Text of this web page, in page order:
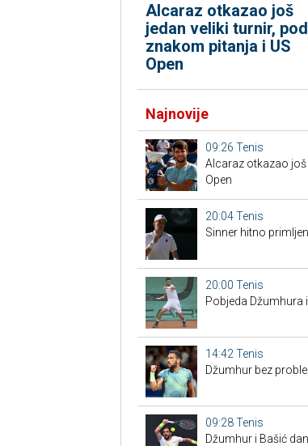
Alcaraz otkazao još
jedan veliki turnir, pod
znakom pitanja i US
Open
Najnovije
09:26 Tenis
Alcaraz otkazao još
Open
20:04Tenis
Sinner hitno
20:00 Tenis
Pobjeda Džumhura
14:42 Tenis
Džumhur bez
09:28Tenis
Džumhur i Bašić